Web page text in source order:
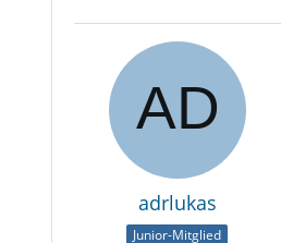
adrlukas
Junior-Mitglied